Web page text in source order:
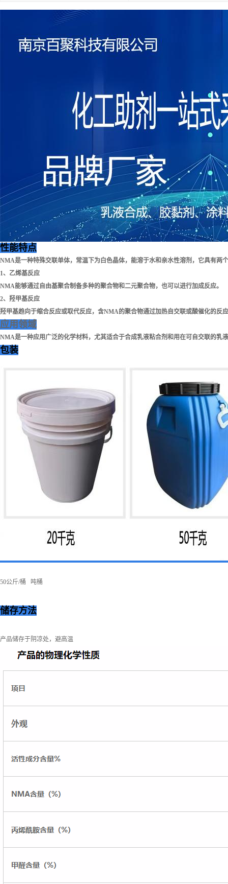
性能特点
NMA是一种特殊交联单体，常温下为白色晶体，能溶于水和亲水性溶剂，它具有
1、乙烯基反应
NMA能够通过自由基聚合制备多种的聚合物和二元聚合物，也可以进行加成反应。
2、羟甲基反应
羟甲基趋向于缩合反应或取代反应，含NMA的聚合物通过加热自交联或酸催化的反
应用领域
NMA是一种应用广泛的化学材料，尤其适合于合成乳液粘合剂和用在可自交联的
包装
50公斤/桶 吨桶
储存方法
产品储存于阴凉处，避高温